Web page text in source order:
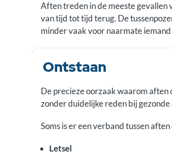
Aften treden in de meeste gevallen
van tijd tot tijd terug. De
minder vaak voor naarmate
Ontstaan
De precieze oorzaak waarom aften
zonder duidelijke reden bij gezonde
Soms is er een verband tussen
Letsel